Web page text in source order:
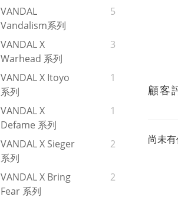
VANDAL
Vandalism系列
5
VANDAL X
Warhead 系列
3
VANDAL X Itoyo
系列
1
VANDAL X
Defame 系列
1
VANDAL X Sieger
系列
2
VANDAL X Bring
Fear 系列
2
顧客
尚未